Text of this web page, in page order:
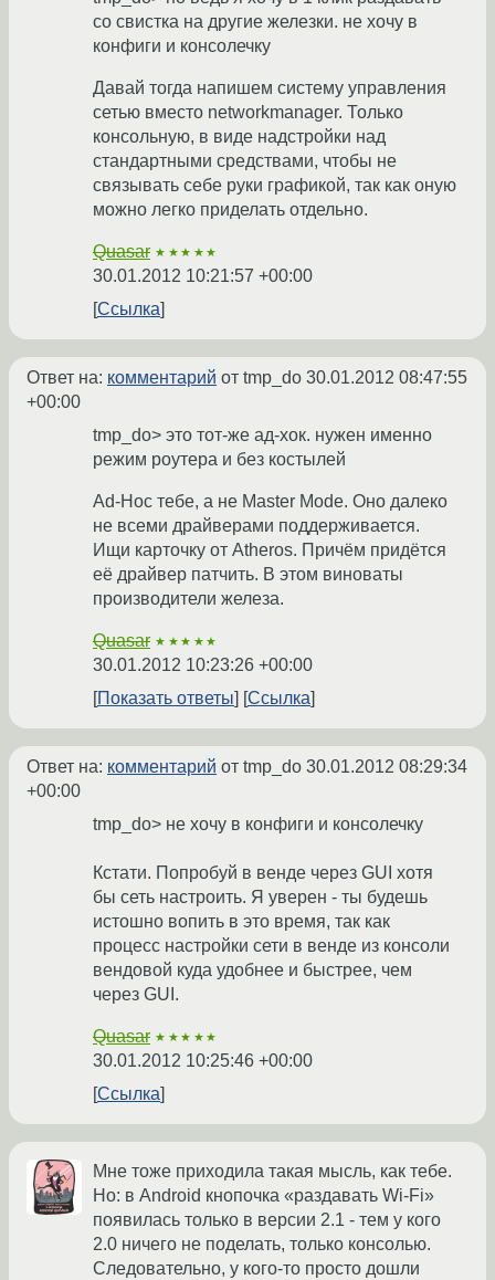
со свистка на другие железки. не хочу в
конфиги и консолечку
Давай тогда напишем систему управления
сетью вместо networkmanager. Только
консольную, в виде надстройки над
стандартными средствами, чтобы не
связывать себе руки графикой, так как оную
можно легко приделать отдельно.
Quasar ★★★★★
30.01.2012 10:21:57 +00:00
Ссылка
Ответ на: комментарий от tmp_do 30.01.2012 08:47:55
+00:00
tmp_do> это тот-же ад-хок. нужен именно
режим роутера и без костылей
Ad-Hoc тебе, а не Master Mode. Оно далеко
не всеми драйверами поддерживается.
Ищи карточку от Atheros. Причём придётся
её драйвер патчить. В этом виноваты
производители железа.
Quasar ★★★★★
30.01.2012 10:23:26 +00:00
Показать ответы
Ссылка
Ответ на: комментарий от tmp_do 30.01.2012 08:29:34
+00:00
tmp_do> не хочу в конфиги и консолечку
Кстати. Попробуй в венде через GUI хотя
бы сеть настроить. Я уверен - ты будешь
истошно вопить в это время, так как
процесс настройки сети в венде из консоли
вендовой куда удобнее и быстрее, чем
через GUI.
Quasar ★★★★★
30.01.2012 10:25:46 +00:00
Ссылка
Мне тоже приходила такая мысль, как тебе.
Но: в Android кнопочка «раздавать Wi-Fi»
появилась только в версии 2.1 - тем у кого
2.0 ничего не поделать, только консолью.
Следовательно, у кого-то просто дошли